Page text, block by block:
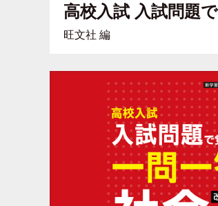
高校入試 入試問題
旺文社 編